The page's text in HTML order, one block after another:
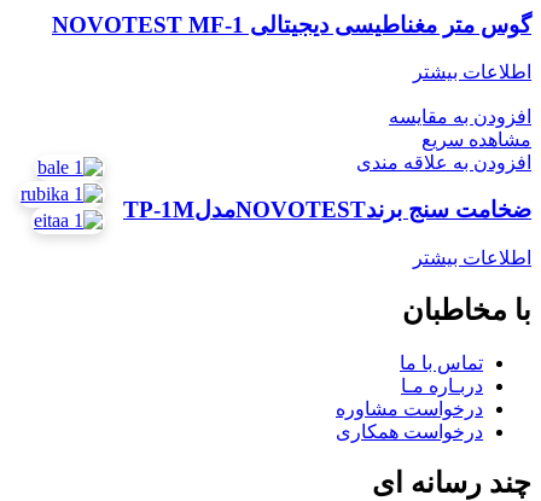
گوس متر مغناطیسی دیجیتالی NOVOTEST MF-1
اطلاعات بیشتر
افزودن به مقایسه
مشاهده سریع
افزودن به علاقه مندی
ضخامت سنج برندNOVOTESTمدلTP-1M
اطلاعات بیشتر
با مخاطبان
تماس با ما
دربـاره مـا
درخواست مشاوره
درخواست همکاری
چند رسانه ای